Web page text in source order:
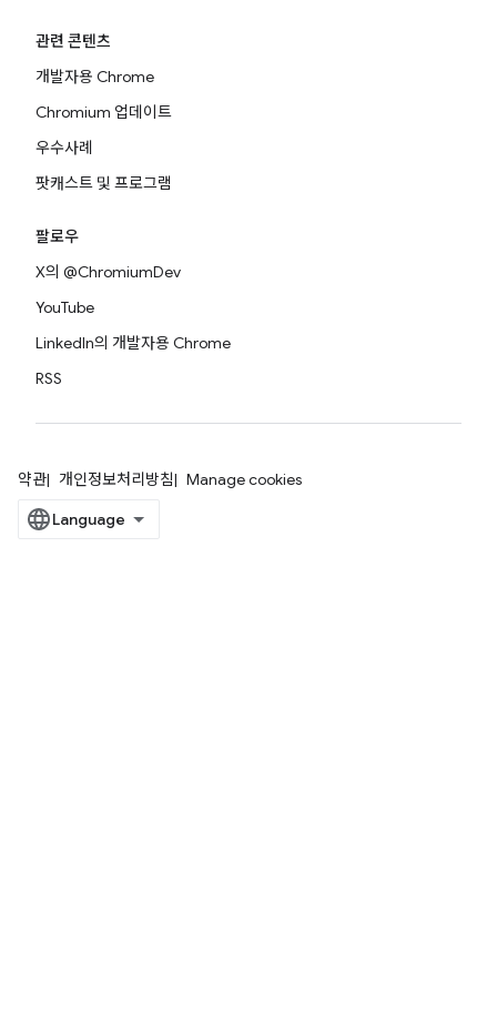
관련 콘텐츠
개발자용 Chrome
Chromium 업데이트
우수사례
팟캐스트 및 프로그램
팔로우
X의 @ChromiumDev
YouTube
LinkedIn의 개발자용 Chrome
RSS
약관 개인정보처리방침 Manage cookies